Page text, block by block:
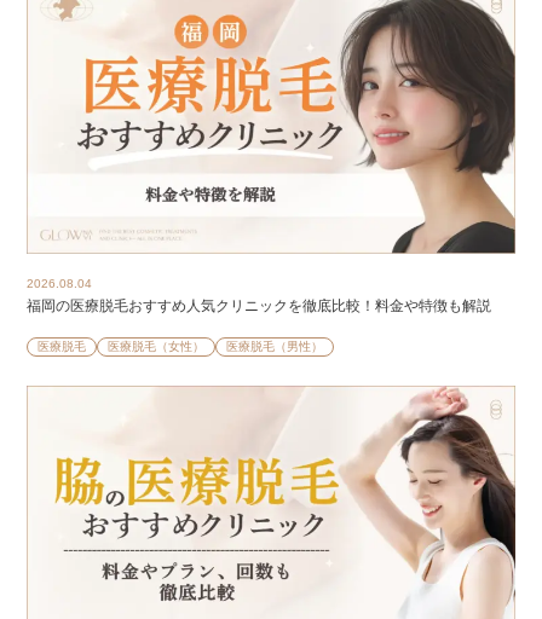
2026.08.04
福岡の医療脱毛おすすめ人気クリニックを徹底比較！料金や特徴も解説
医療脱毛 医療脱毛（女性） 医療脱毛（男性）